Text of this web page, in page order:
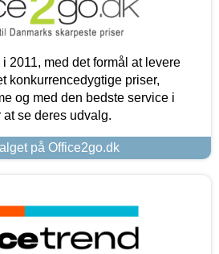
2011, med det formål at levere
konkurrencedygtige priser,
og med den bedste service i
se deres udvalg.
på Office2go.dk